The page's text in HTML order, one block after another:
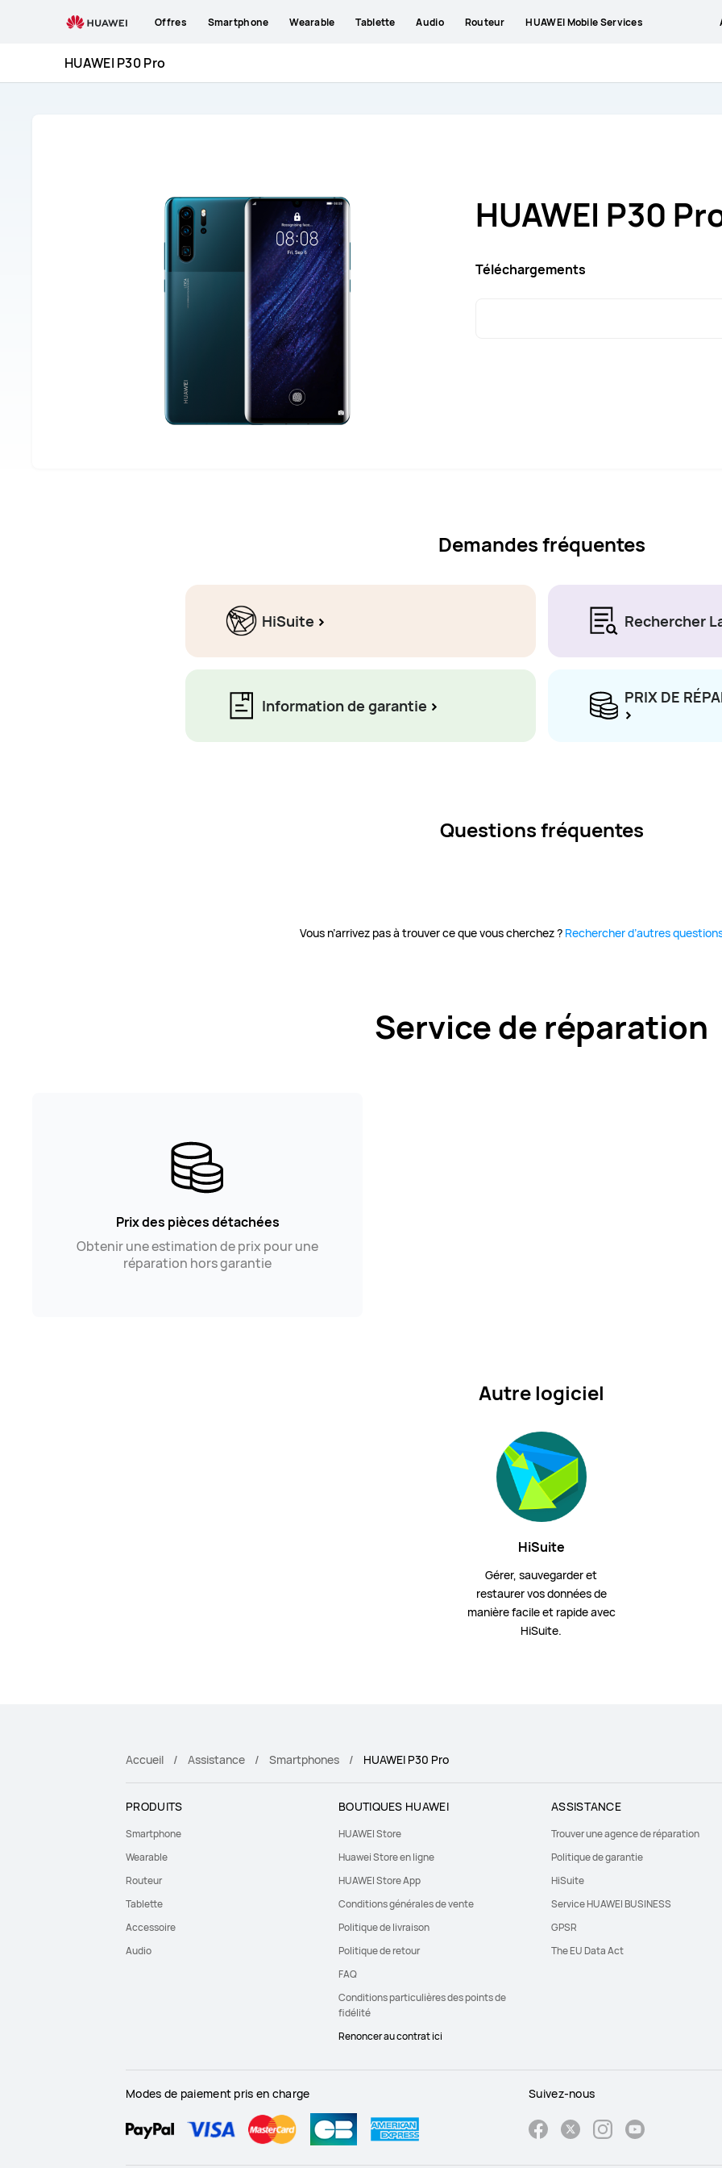
Assistance
Offres Smartphone Wearable Tablette Audio Routeur HUAWEI Mobile Services
HUAWEI P30 Pro
HUAWEI P30
Téléchargements
Demandes fréquentes
HiSuite Rechercher
Information de garantie PRIX DE
Questions fréquentes
Vous n’arrivez pas à trouver ce que vous cherchez ? Rechercher d’autres
Service de réparation
Prix des pièces détachées
Obtenir une estimation de prix pour une
réparation hors garantie
Autre logiciel
HiSuite
Gérer, sauvegarder et
restaurer vos données de
manière facile et rapide avec
HiSuite.
Accueil Assistance Smartphones HUAWEI P30 Pro
PRODUITS
Smartphone
Wearable
Routeur
Tablette
Accessoire
Audio
BOUTIQUES HUAWEI
HUAWEI Store
Huawei Store en ligne
HUAWEI Store App
Conditions générales de vente
Politique de livraison
Politique de retour
FAQ
Conditions particulières des points de
fidélité
Renoncer au contrat ici
ASSISTANCE
Trouver une agence de réparation
Politique de garantie
HiSuite
Service HUAWEI BUSINESS
GPSR
The EU Data Act
Modes de paiement pris en charge Suivez-nous